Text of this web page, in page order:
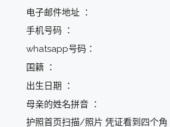
电子邮件地址 ：
手机号码 ：
whatsapp号码：
国籍 ：
出生日期 ：
母亲的姓名拼音 ：
护照首页扫描/照片 凭证看到四个角